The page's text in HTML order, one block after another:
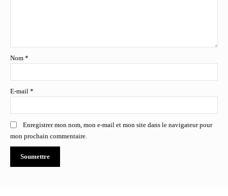
Nom *
E-mail *
Enregistrer mon nom, mon e-mail et mon site dans le navigateur pour
mon prochain commentaire.